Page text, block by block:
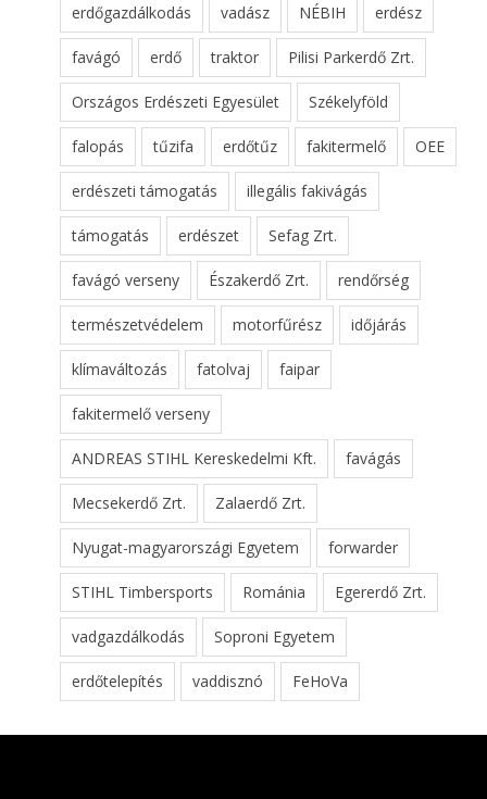
erdőgazdálkodás vadász NÉBIH erdész
favágó erdő traktor Pilisi Parkerdő Zrt.
Országos Erdészeti Egyesület Székelyföld
falopás tűzifa erdőtűz fakitermelő OEE
erdészeti támogatás illegális fakivágás
támogatás erdészet Sefag Zrt.
favágó verseny Északerdő Zrt. rendőrség
természetvédelem motorfűrész időjárás
klímaváltozás fatolvaj faipar
fakitermelő verseny
ANDREAS STIHL Kereskedelmi Kft. favágás
Mecsekerdő Zrt. Zalaerdő Zrt.
Nyugat-magyarországi Egyetem forwarder
STIHL Timbersports Románia Egererdő Zrt.
vadgazdálkodás Soproni Egyetem
erdőtelepítés vaddisznó FeHoVa